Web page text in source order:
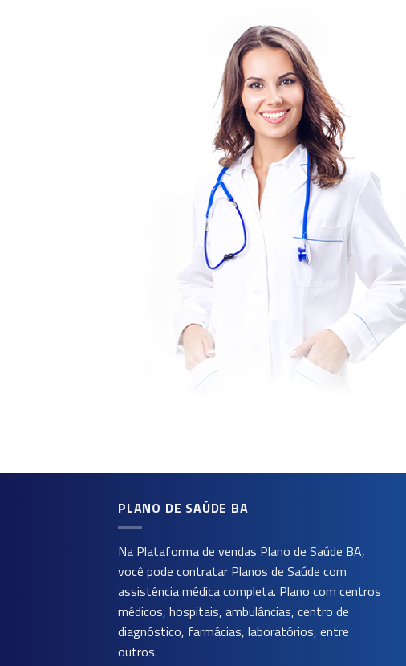
PLANO DE SAÚDE BA
Na Plataforma de vendas Plano de Saúde BA,
você pode contratar Planos de Saúde com
assistência médica completa. Plano com centros
médicos, hospitais, ambulâncias, centro de
diagnóstico, farmácias, laboratórios, entre
outros.